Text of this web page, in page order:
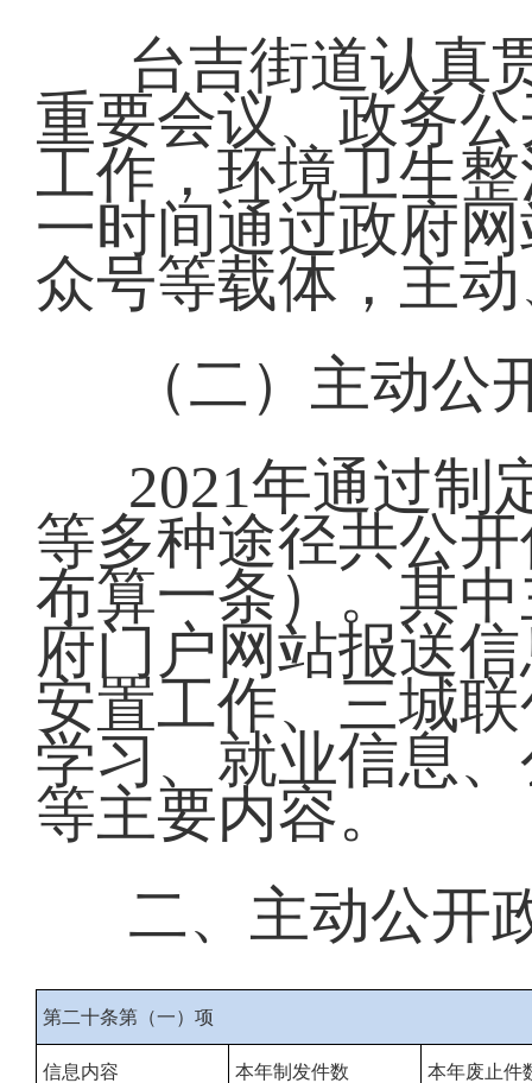
台吉街道认真
重要会议、政务
工作，环境卫生
一时间通过政府
众号等载体，主
（二）主动公
2021年通过制
等多种途径共公
布算一条）。其
府门户网站报送
安置工作、三城
学习、就业信息
等主要内容。
二、主动公开
第二十条第（一）项
信息内容 本年制发件数 本年废止件